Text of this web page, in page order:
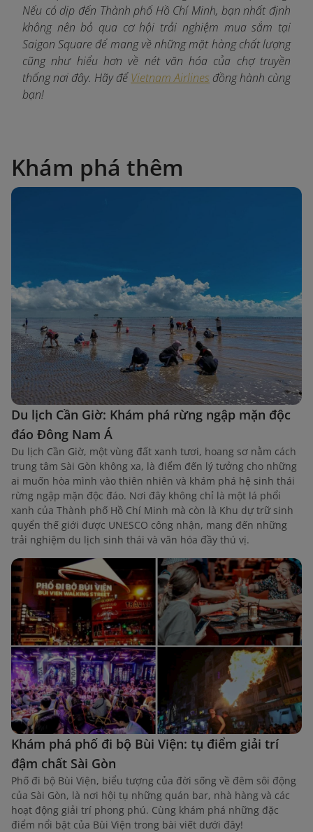
Nếu có dịp đến Thành phố Hồ Chí Minh, bạn nhất định
không nên bỏ qua cơ hội trải nghiệm mua sắm tại
Saigon Square để mang về những mặt hàng chất lượng
cũng như hiểu hơn về nét văn hóa của chợ truyền
thống nơi đây. Hãy đểVietnam Airlines đồng hành cùng
bạn!
Khám phá thêm
Du lịch Cần Giờ: Khám phá rừng ngập mặn độc
đáo Đông Nam Á
Du lịch Cần Giờ, một vùng đất xanh tươi, hoang sơ nằm cách
trung tâm Sài Gòn không xa, là điểm đến lý tưởng cho những
ai muốn hòa mình vào thiên nhiên và khám phá hệ sinh thái
rừng ngập mặn độc đáo. Nơi đây không chỉ là một lá phổi
xanh của Thành phố Hồ Chí Minh mà còn là Khu dự trữ sinh
quyển thế giới được UNESCO công nhận, mang đến những
trải nghiệm du lịch sinh thái và văn hóa đầy thú vị.
Khám phá phố đi bộ Bùi Viện: tụ điểm giải trí
đậm chất Sài Gòn
Phố đi bộ Bùi Viện, biểu tượng của đời sống về đêm sôi động
của Sài Gòn, là nơi hội tụ những quán bar, nhà hàng và các
hoạt động giải trí phong phú. Cùng khám phá những đặc
điểm nổi bật của Bùi Viện trong bài viết dưới đây!